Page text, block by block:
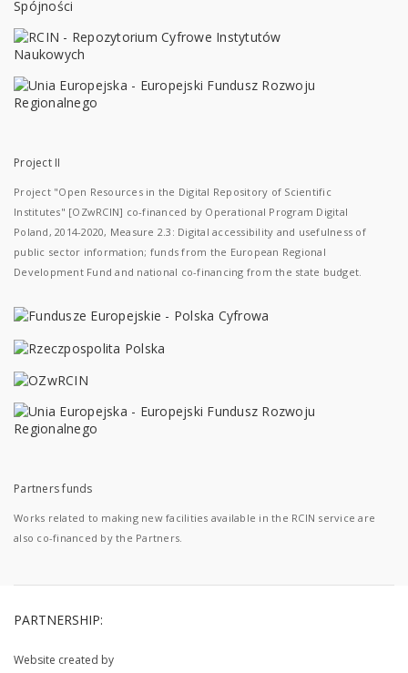
Project II
Project "Open Resources in the Digital Repository of Scientific
Institutes" [OZwRCIN] co-financed by Operational Program Digital
Poland, 2014-2020, Measure 2.3: Digital accessibility and usefulness of
public sector information; funds from the European Regional
Development Fund and national co-financing from the state budget.
Partners funds
Works related to making new facilities available in the RCIN service are
also co-financed by the Partners.
PARTNERSHIP:
Website created by